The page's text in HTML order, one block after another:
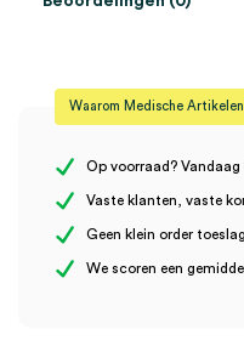
Steriel
Er zijn nog geen beoordelingen.
Je moetingelogd zijn om een
Waarom Medische
Op voorraad?
Vaste klanten, vaste
Geen klein order
We scoren een